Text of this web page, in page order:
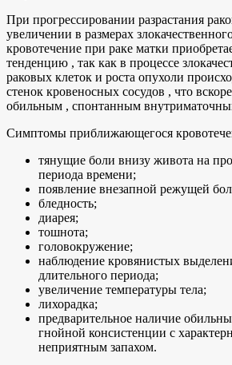
При прогрессировании разрастания
увеличении в размерах
кровотечение при раке матки
тенденцию , так как в процессе
раковых клеток и роста опухоли
стенок кровеносных сосудов , что
обильным , спонтанным
Симптомы приближающегося
тянущие боли внизу живота на
периода времени;
появление внезапной режущей
бледность;
диарея;
тошнота;
головокружение;
наблюдение кровянистых
длительного периода;
увеличение температуры тела;
лихорадка;
предварительное наличие
гнойной консистенции с
неприятным запахом.